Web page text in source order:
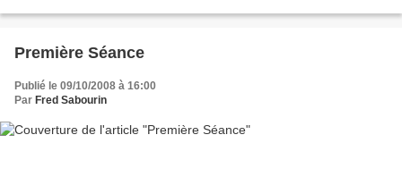
Première Séance
Publié le 09/10/2008 à 16:00
Par Fred Sabourin